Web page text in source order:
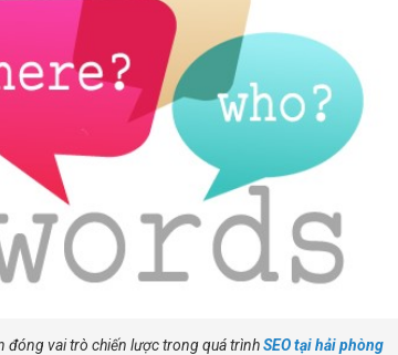
đóng vai trò chiến lược trong quá trìnhSEO tại hải phòng